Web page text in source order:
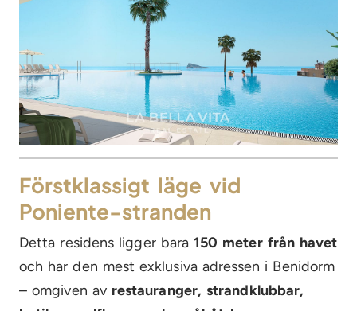
Förstklassigt läge vid
Poniente-stranden
Detta residens ligger bara 150 meter från havet
och har den mest exklusiva adressen i Benidorm
– omgiven av restauranger, strandklubbar,